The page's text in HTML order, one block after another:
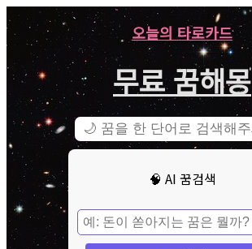
오늘의 타로카드
무료 꿈해몽
🧠 AI 꿈검색